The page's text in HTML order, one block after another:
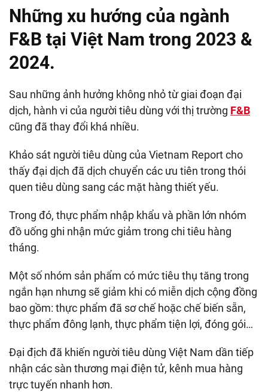
Những xu hướng của ngành
F&B tại Việt Nam trong 2023 &
2024.
Sau những ảnh hưởng không nhỏ từ giai đoạn đại
dịch, hành vi của người tiêu dùng với thị trường F&B
cũng đã thay đổi khá nhiều.
Khảo sát người tiêu dùng của Vietnam Report cho
thấy đại dịch đã dịch chuyển các ưu tiên trong thói
quen tiêu dùng sang các mặt hàng thiết yếu.
Trong đó, thực phẩm nhập khẩu và phần lớn nhóm
đồ uống ghi nhận mức giảm trong chi tiêu hàng
tháng.
Một số nhóm sản phẩm có mức tiêu thụ tăng trong
ngắn hạn nhưng sẽ giảm khi có miễn dịch cộng đồng
bao gồm: thực phẩm đã sơ chế hoặc chế biến sẵn,
thực phẩm đông lạnh, thực phẩm tiện lợi, đóng gói…
Đại địch đã khiến người tiêu dùng Việt Nam dần tiếp
nhận các sàn thương mại điện tử, kênh mua hàng
trực tuyến nhanh hơn.